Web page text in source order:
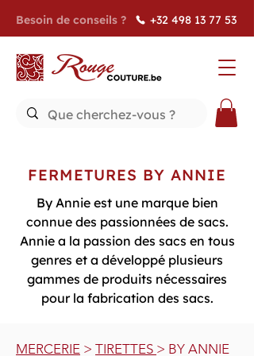
Besoin de conseils ? +32 498 13 77 53
FERMETURES BY ANNIE
By Annie est une marque bien
connue des passionnées de sacs.
Annie a la passion des sacs en tous
genres et a développé plusieurs
gammes de produits nécessaires
pour la fabrication des sacs.
MERCERIE > TIRETTES > BY ANNIE